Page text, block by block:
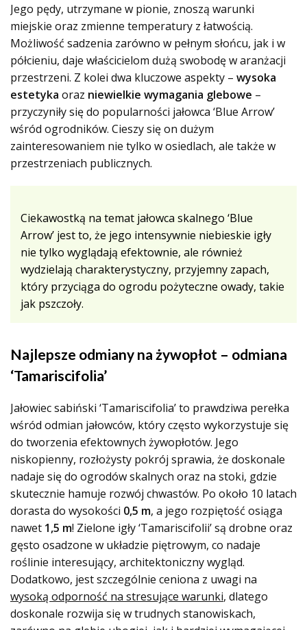
Jego pędy, utrzymane w pionie, znoszą warunki
miejskie oraz zmienne temperatury z łatwością.
Możliwość sadzenia zarówno w pełnym słońcu, jak i w
półcieniu, daje właścicielom dużą swobodę w aranżacji
przestrzeni. Z kolei dwa kluczowe aspekty – wysoka
estetyka oraz niewielkie wymagania glebowe –
przyczyniły się do popularności jałowca ‘Blue Arrow’
wśród ogrodników. Cieszy się on dużym
zainteresowaniem nie tylko w osiedlach, ale także w
przestrzeniach publicznych.
Ciekawostką na temat jałowca skalnego ‘Blue
Arrow’ jest to, że jego intensywnie niebieskie igły
nie tylko wyglądają efektownie, ale również
wydzielają charakterystyczny, przyjemny zapach,
który przyciąga do ogrodu pożyteczne owady, takie
jak pszczoły.
Najlepsze odmiany na żywopłot – odmiana
‘Tamariscifolia’
Jałowiec sabiński ‘Tamariscifolia’ to prawdziwa perełka
wśród odmian jałowców, który często wykorzystuje się
do tworzenia efektownych żywopłotów. Jego
niskopienny, rozłożysty pokrój sprawia, że doskonale
nadaje się do ogrodów skalnych oraz na stoki, gdzie
skutecznie hamuje rozwój chwastów. Po około 10 latach
dorasta do wysokości 0,5 m, a jego rozpiętość osiąga
nawet 1,5 m! Zielone igły ‘Tamariscifolii’ są drobne oraz
gęsto osadzone w układzie piętrowym, co nadaje
roślinie interesujący, architektoniczny wygląd.
Dodatkowo, jest szczególnie ceniona z uwagi na
wysoką odporność na stresujące warunki, dlatego
doskonale rozwija się w trudnych stanowiskach,